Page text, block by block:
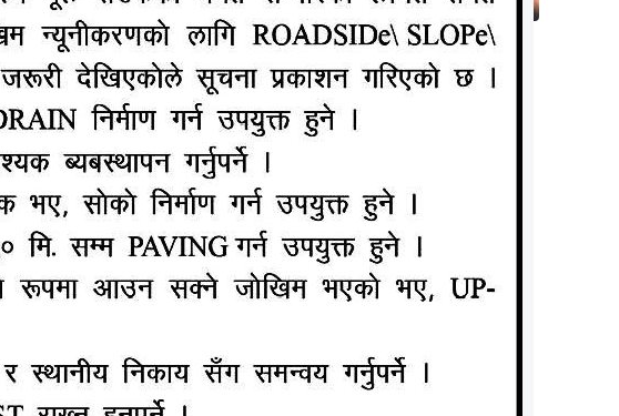
भएको छ भने सय भन्दा
छ। सेनेगलमा सडक
विज्ञहरू बताउँछन्। तर
संख्या अझै बढ्ने प्राप्त
एकदिन अचानक….
ADVERTISEMENT